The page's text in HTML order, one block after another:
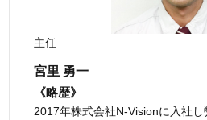
主任
宮里 勇一
《略歴》
2017年株式会社N-Visionに入社